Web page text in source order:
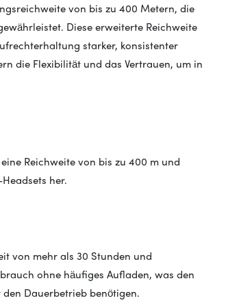
von bis zu 400 Metern, die
Diese erweiterte Reichweite
starker, konsistenter
die Flexibilität und das Vertrauen, um in
Reichweite von bis zu 400 m und
her.
von mehr als 30 Stunden und
ohne häufiges Aufladen, was den
Dauerbetrieb benötigen.